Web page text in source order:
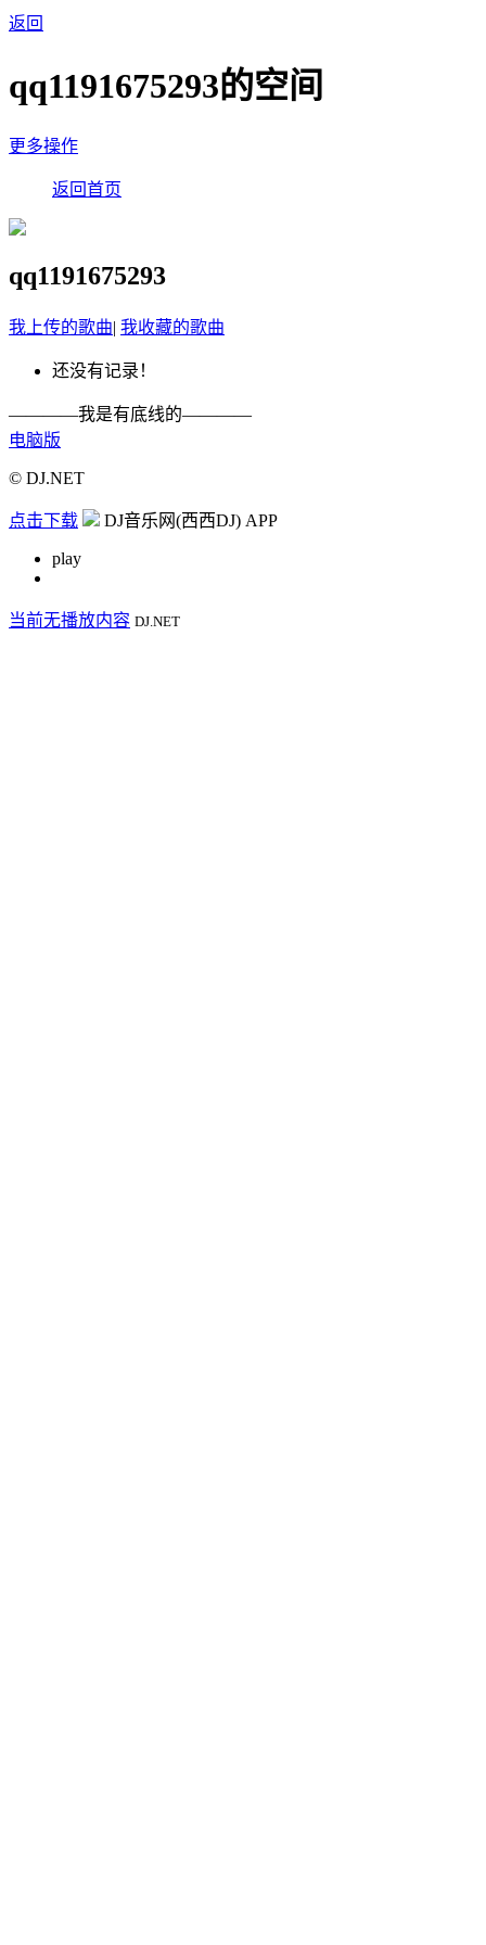
返回
qq1191675293的空间
更多操作
返回首页
qq1191675293
我上传的歌曲| 我收藏的歌曲
还没有记录！
————我是有底线的————
电脑版
© DJ.NET
点击下载 DJ音乐网(西西DJ) APP
play
当前无播放内容 DJ.NET